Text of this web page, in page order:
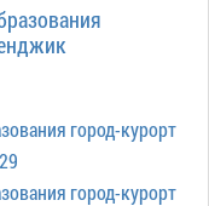
обязательных
контроль
обращений
город-курорт
город-курорт